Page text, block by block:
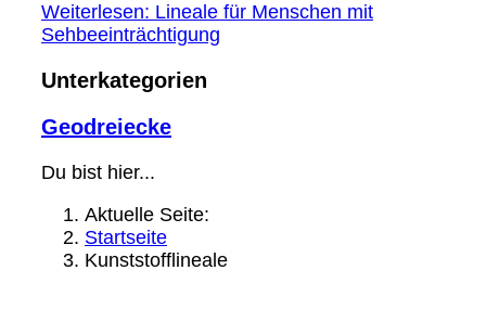
Weiterlesen: Lineale für Menschen mit
Sehbeeinträchtigung
Unterkategorien
Geodreiecke
Du bist hier...
Aktuelle Seite:
Startseite
Kunststofflineale